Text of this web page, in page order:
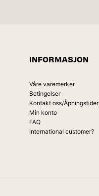
INFORMASJON
Våre varemerker
Betingelser
Kontakt oss/Åpningstider
Min konto
FAQ
International customer?